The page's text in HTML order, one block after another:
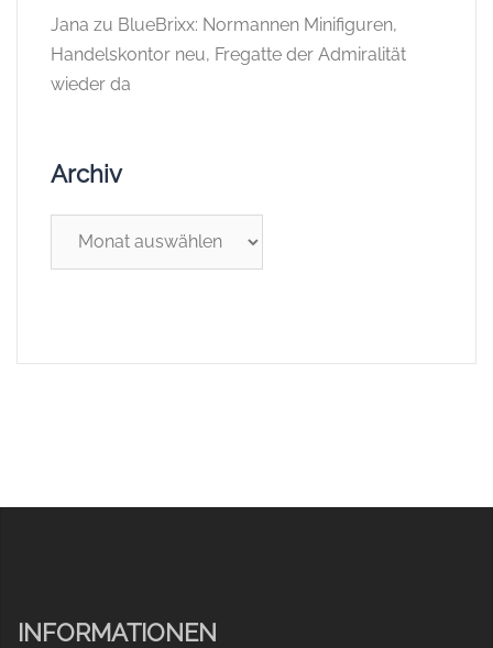
Jana zu BlueBrixx: Normannen Minifiguren,
Handelskontor neu, Fregatte der Admiralität
wieder da
Archiv
INFORMATIONEN